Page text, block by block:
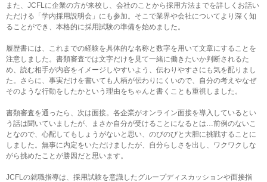
また、JCFLに企業の方が来校し、会社のことから採用方法までを詳しくお話い
ただける「学内採用説明会」にも参加。そこで業界や会社についてより深く知
ることができ、本格的に採用試験の準備を始めました。
履歴書には、これまでの経験を具体的な名称と数字を用いて文章にすることを
注意しました。書類審査では文字だけを見て一緒に働きたいか判断されるた
め、読む相手が内容をイメージしやすいよう、伝わりやすさにも気を配りまし
た。さらに、事実だけを書いても人柄が伝わりにくいので、自分の考えやなぜ
そのような行動をしたかという理由をちゃんと書くことも重視しました。
書類審査を通ったら、次は面接。各企業がオンライン面接を導入しているとい
う話は聞いていましたが、まさか自分が受けることになるとは…前例のないこ
となので、心配してもしょうがないと思い、のびのびと大胆に挑戦することに
しました。無事に内定をいただけましたが、自分らしさを出し、ワクワクしな
がら挑めたことが勝因だと思います。
JCFLの就職指導は、採用試験を意識したグループディスカッションや面接指